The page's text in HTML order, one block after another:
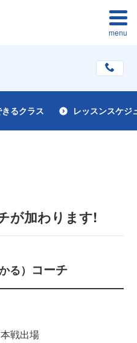
menu
るクラス レッスンスケジ
が加わります!
る） コーチ
戦出場